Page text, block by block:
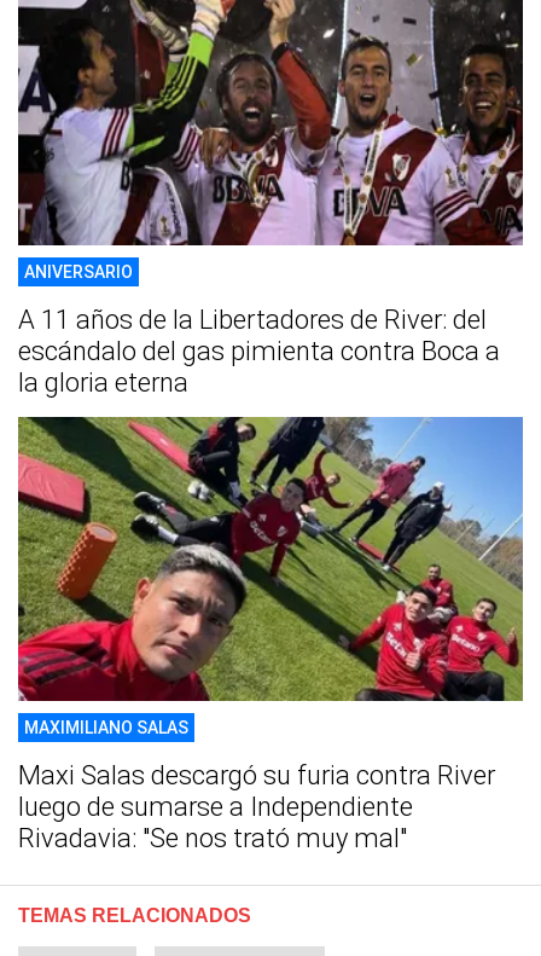
ANIVERSARIO
A 11 años de la Libertadores de River: del
escándalo del gas pimienta contra Boca a
la gloria eterna
MAXIMILIANO SALAS
Maxi Salas descargó su furia contra River
luego de sumarse a Independiente
Rivadavia: "Se nos trató muy mal"
TEMAS RELACIONADOS